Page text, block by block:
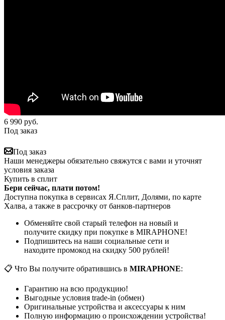
6 990 руб.
Под заказ
Под заказ
Наши менеджеры обязательно свяжутся с вами и уточнят
условия заказа
Купить в сплит
Бери сейчас, плати потом!
Доступна покупка в сервисах Я.Сплит, Долями, по карте
Халва, а также в рассрочку от банков-партнеров
Обменяйте свой старый телефон на новый и
получите скидку при покупке в MIRAPHONE!
Подпишитесь на наши социальные сети и
находите промокод на скидку 500 рублей!
📋 Что Вы получите обратившись в MIRAPHONE:
Гарантию на всю продукцию!
Выгодные условия trade-in (обмен)
Оригинальные устройства и аксессуары к ним
Полную информацию о происхождении устройства!